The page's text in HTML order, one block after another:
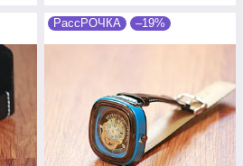
РассРОЧКА –19%